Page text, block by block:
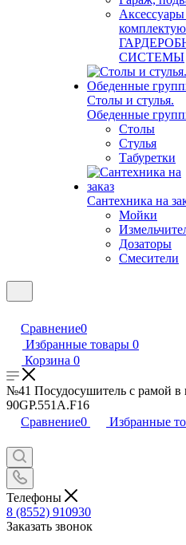
СИСТЕМЫ
Столы и стулья.
Обеденные
Столы
Стулья
Табуретки
Сантехника на
Мойки
Дозаторы
Смесители
Сравнение0
Избранные товары 0
Корзина 0
№41 Посудосушитель с рамой в
90GP.551A.F16
Сравнение0 Избранные
Телефоны
8 (8552) 910930
Заказать звонок